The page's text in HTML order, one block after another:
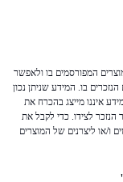
המפורסמים בו ולאפשר
בו. המידע שניתן נכון
איננו מייצג בהכרח את
לצידו. כדי לקבל את
ו/או ליצרנים של המוצרים